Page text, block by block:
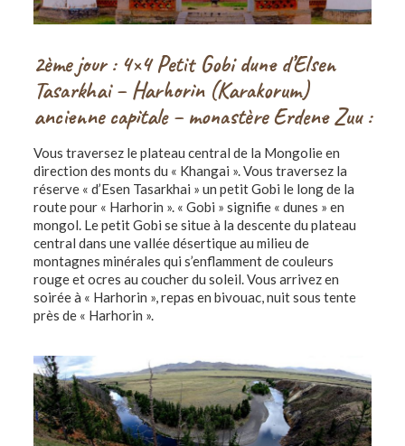
2ème jour : 4×4 Petit Gobi dune d’Elsen
Tasarkhai – Harhorin (Karakorum)
ancienne capitale – monastère Erdene Zuu :
Vous traversez le plateau central de la Mongolie en
direction des monts du « Khangai ». Vous traversez la
réserve « d’Esen Tasarkhai » un petit Gobi le long de la
route pour « Harhorin ». « Gobi » signifie « dunes » en
mongol. Le petit Gobi se situe à la descente du plateau
central dans une vallée désertique au milieu de
montagnes minérales qui s’enflamment de couleurs
rouge et ocres au coucher du soleil. Vous arrivez en
soirée à « Harhorin », repas en bivouac, nuit sous tente
près de « Harhorin ».